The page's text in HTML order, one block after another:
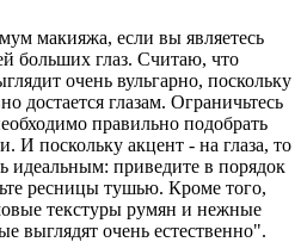
макияжа, если вы являетесь
больших глаз. Считаю, что
очень вульгарно, поскольку
достается глазам. Ограничьтесь
правильно подобрать
И поскольку акцент - на глаза, то
идеальным: приведите в порядок
ресницы тушью. Кроме того,
текстуры румян и нежные
выглядят очень естественно".